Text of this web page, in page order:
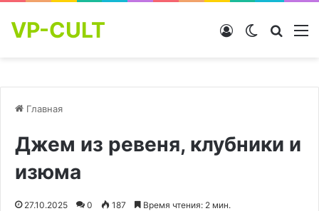
VP-CULT Switch skin
Войти
Главная
Джем из ревеня, клубники и
изюма
27.10.2025 0 187 Время чтения: 2 мин.